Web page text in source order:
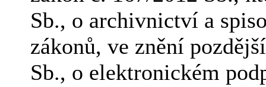
Sb., o archivnictví a
zákonů, ve znění
Sb., o elektronickém